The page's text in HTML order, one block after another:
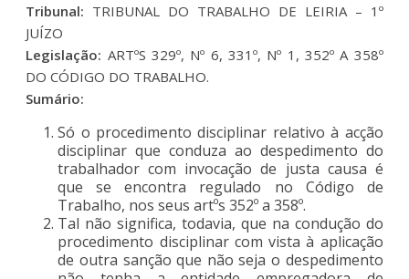
Tribunal: TRIBUNAL DO TRABALHO DE LEIRIA – 1º
JUÍZO
Legislação: ARTºS 329º, Nº 6, 331º, Nº 1, 352º A 358º
DO CÓDIGO DO TRABALHO.
Sumário:
Só o procedimento disciplinar relativo à acção
disciplinar que conduza ao despedimento do
trabalhador com invocação de justa causa é
que se encontra regulado no Código de
Trabalho, nos seus artºs 352º a 358º.
Tal não significa, todavia, que na condução do
procedimento disciplinar com vista à aplicação
de outra sanção que não seja o despedimento